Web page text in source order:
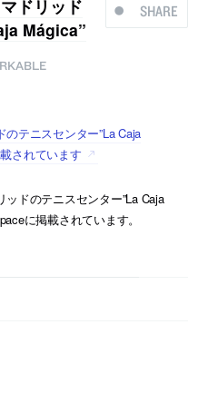
SHARE
ドリッド
Mágica”
テニスセンター”La Caja
されています
ドのテニスセンター”La Caja
に掲載されています。